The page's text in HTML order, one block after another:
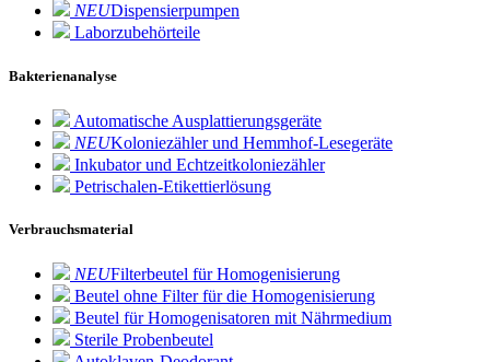
NEUDispensierpumpen
Laborzubehörteile
Bakterienanalyse
Automatische Ausplattierungsgeräte
NEUKoloniezähler und Hemmhof-Lesegeräte
Inkubator und Echtzeitkoloniezähler
Petrischalen-Etikettierlösung
Verbrauchsmaterial
NEUFilterbeutel für Homogenisierung
Beutel ohne Filter für die Homogenisierung
Beutel für Homogenisatoren mit Nährmedium
Sterile Probenbeutel